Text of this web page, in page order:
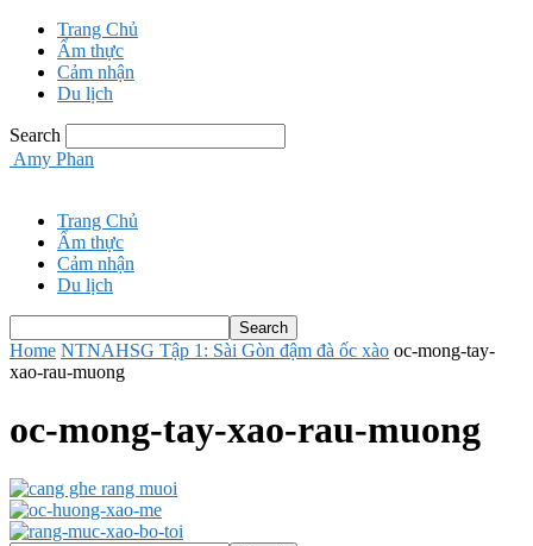
Trang Chủ
Ẩm thực
Cảm nhận
Du lịch
Search
Amy Phan
Trang Chủ
Ẩm thực
Cảm nhận
Du lịch
Home NTNAHSG Tập 1: Sài Gòn đậm đà ốc xào oc-mong-tay-
xao-rau-muong
oc-mong-tay-xao-rau-muong